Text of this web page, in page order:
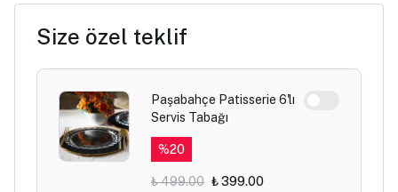
Size özel teklif
Paşabahçe Patisserie 6'lı
Servis Tabağı
%20
₺ 499.00 ₺ 399.00